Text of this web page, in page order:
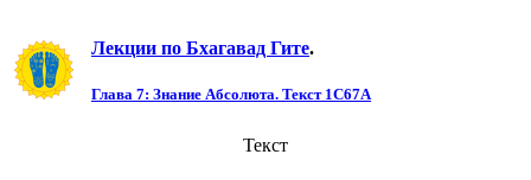
Лекции по Бхагавад Гите.
Глава 7: Знание Aбсолюта. Текст 1C67A
Текст